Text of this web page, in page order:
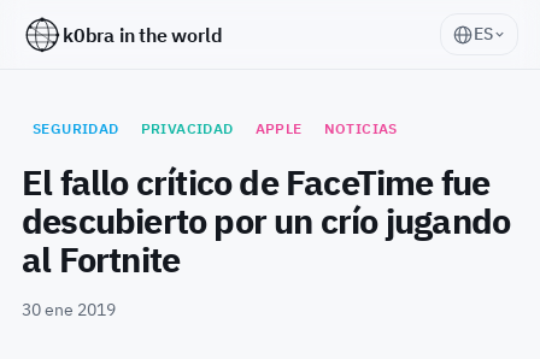
k0bra in the world ES
SEGURIDAD PRIVACIDAD APPLE NOTICIAS
El fallo crítico de FaceTime fue
descubierto por un crío jugando
al Fortnite
30 ene 2019